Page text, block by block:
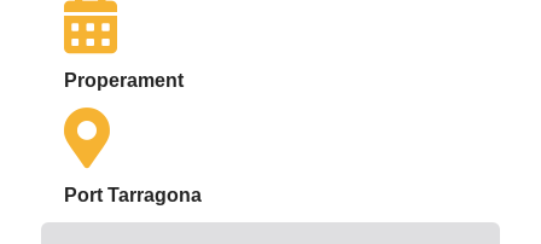
Properament
Port Tarragona